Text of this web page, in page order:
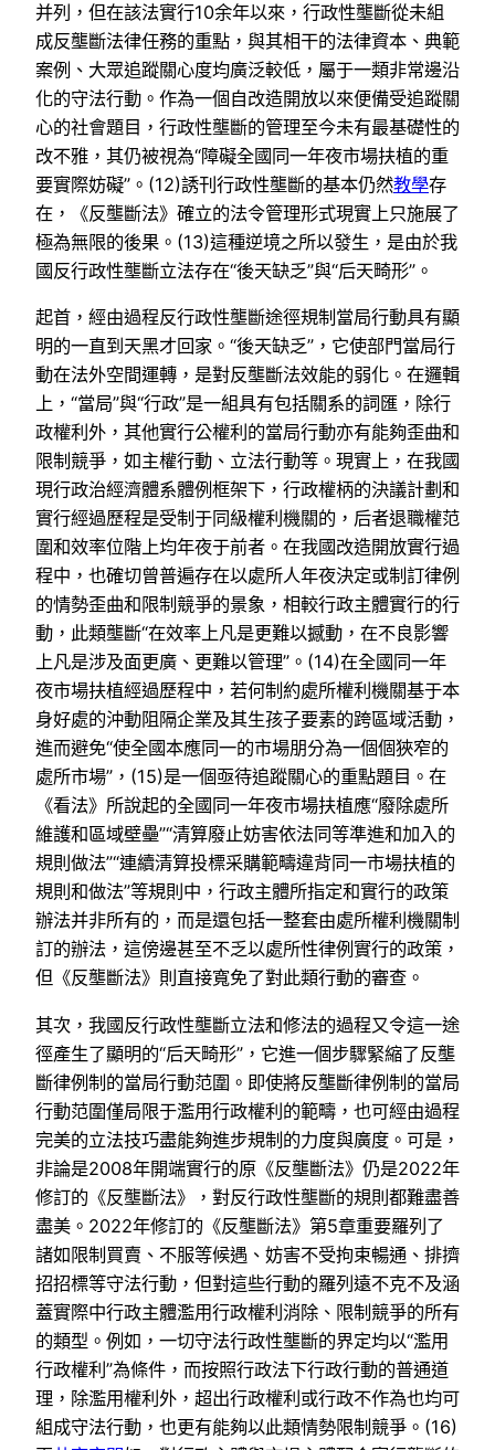
并列，但在該法實行10余年以來，行政性壟斷從未組
成反壟斷法律任務的重點，與其相干的法律資本、典範
案例、大眾追蹤關心度均廣泛較低，屬于一類非常邊沿
化的守法行動。作為一個自改造開放以來便備受追蹤關
心的社會題目，行政性壟斷的管理至今未有最基礎性的
改不雅，其仍被視為“障礙全國同一年夜市場扶植的重
要實際妨礙”。(12)誘刊行政性壟斷的基本仍然教學存
在，《反壟斷法》確立的法令管理形式現實上只施展了
極為無限的後果。(13)這種逆境之所以發生，是由於我
國反行政性壟斷立法存在“後天缺乏”與“后天畸形”。
起首，經由過程反行政性壟斷途徑規制當局行動具有顯
明的一直到天黑才回家。“後天缺乏”，它使部門當局行
動在法外空間運轉，是對反壟斷法效能的弱化。在邏輯
上，“當局”與“行政”是一組具有包括關系的詞匯，除行
政權利外，其他實行公權利的當局行動亦有能夠歪曲和
限制競爭，如主權行動、立法行動等。現實上，在我國
現行政治經濟體系體例框架下，行政權柄的決議計劃和
實行經過歷程是受制于同級權利機關的，后者退職權范
圍和效率位階上均年夜于前者。在我國改造開放實行過
程中，也確切曾普遍存在以處所人年夜決定或制訂律例
的情勢歪曲和限制競爭的景象，相較行政主體實行的行
動，此類壟斷“在效率上凡是更難以撼動，在不良影響
上凡是涉及面更廣、更難以管理”。(14)在全國同一年
夜市場扶植經過歷程中，若何制約處所權利機關基于本
身好處的沖動阻隔企業及其生孩子要素的跨區域活動，
進而避免“使全國本應同一的市場朋分為一個個狹窄的
處所市場”，(15)是一個亟待追蹤關心的重點題目。在
《看法》所說起的全國同一年夜市場扶植應“廢除處所
維護和區域壁壘”“清算廢止妨害依法同等準進和加入的
規則做法”“連續清算投標采購範疇違背同一市場扶植的
規則和做法”等規則中，行政主體所指定和實行的政策
辦法并非所有的，而是還包括一整套由處所權利機關制
訂的辦法，這傍邊甚至不乏以處所性律例實行的政策，
但《反壟斷法》則直接寬免了對此類行動的審查。
其次，我國反行政性壟斷立法和修法的過程又令這一途
徑產生了顯明的“后天畸形”，它進一個步驟緊縮了反壟
斷律例制的當局行動范圍。即使將反壟斷律例制的當局
行動范圍僅局限于濫用行政權利的範疇，也可經由過程
完美的立法技巧盡能夠進步規制的力度與廣度。可是，
非論是2008年開端實行的原《反壟斷法》仍是2022年
修訂的《反壟斷法》，對反行政性壟斷的規則都難盡善
盡美。2022年修訂的《反壟斷法》第5章重要羅列了
諸如限制買賣、不服等候遇、妨害不受拘束暢通、排擠
招招標等守法行動，但對這些行動的羅列遠不克不及涵
蓋實際中行政主體濫用行政權利消除、限制競爭的所有
的類型。例如，一切守法行政性壟斷的界定均以“濫用
行政權利”為條件，而按照行政法下行政行動的普通道
理，除濫用權利外，超出行政權利或行政不作為也均可
組成守法行動，也更有能夠以此類情勢限制競爭。(16)